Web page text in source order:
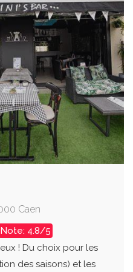
Caen
Note: 4.8/5
! Du choix pour les
des saisons) et les